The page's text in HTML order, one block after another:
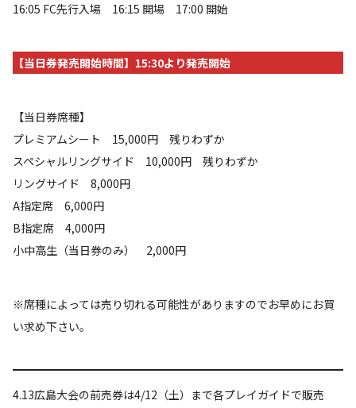
16:05 FC先行入場 16:15 開場 17:00 開始
【当日券発売開始時間】15:30より発売開始
【当日券席種】
プレミアムシート 15,000円 残りわずか
スペシャルリングサイド 10,000円 残りわずか
リングサイド 8,000円
A指定席 6,000円
B指定席 4,000円
小中高生（当日券のみ） 2,000円
※席種によっては売り切れる可能性がありますのでお早めにお買
い求め下さい。
4.13広島大会の前売券は4/12（土）まで各プレイガイドで販売